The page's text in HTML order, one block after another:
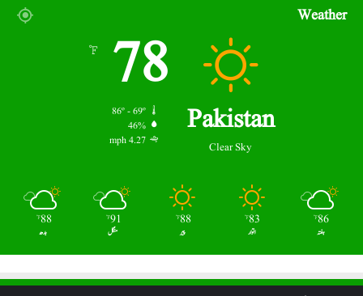
Weather
Pakistan
Clear Sky
78
℉
86º - 69º
46%
4.27 mph
86
℉
ہفتہ
83
℉
اتوار
88
℉
پیر
91
℉
منگل
88
℉
بدھ